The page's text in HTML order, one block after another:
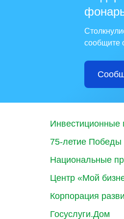
сообщите
Инвестиционные
75-летие
Национальные
Центр «Мой
Корпорация
Госуслуги.Дом